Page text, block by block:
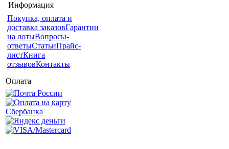
Информация
Покупка, оплата и
доставка заказовГарантии
на лотыВопросы-
ответыСтатьиПрайс-
листКнига
отзывовКонтакты
Оплата